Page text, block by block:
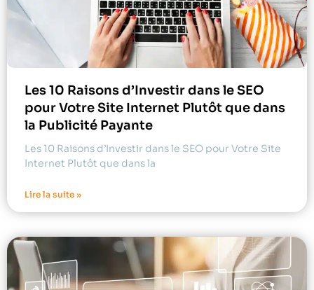
Les 10 Raisons d’Investir dans le SEO
pour Votre Site Internet Plutôt que dans
la Publicité Payante
Les 10 Raisons d’Investir dans le SEO pour Votre Site
Internet Plutôt que dans la
Lire la suite »